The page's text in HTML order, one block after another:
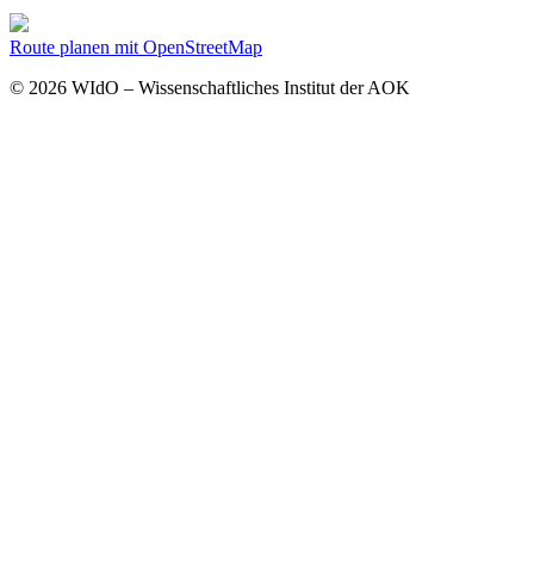
Route planen mit OpenStreetMap
© 2026 WIdO – Wissenschaftliches Institut der AOK